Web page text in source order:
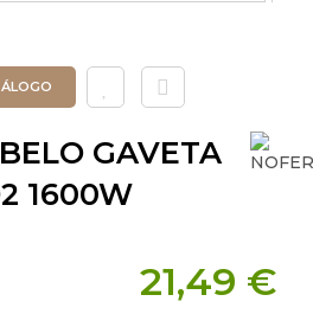
GAVETA
1600W
21,49 €